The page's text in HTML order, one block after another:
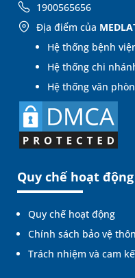
1900565656
Địa điểm của
Hệ thống bệnh
Hệ thống chi
Hệ thống văn
Quy chế hoạt động
Quy chế hoạt động
Chính sách bảo vệ
Trách nhiệm và cam